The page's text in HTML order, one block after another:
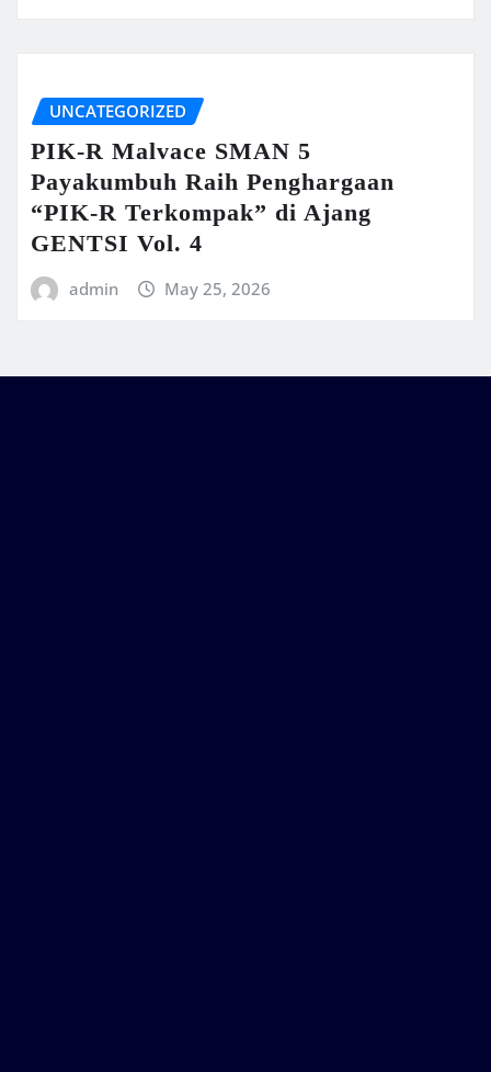
UNCATEGORIZED
PIK-R Malvace SMAN 5
Payakumbuh Raih Penghargaan
“PIK-R Terkompak” di Ajang
GENTSI Vol. 4
admin May 25, 2026